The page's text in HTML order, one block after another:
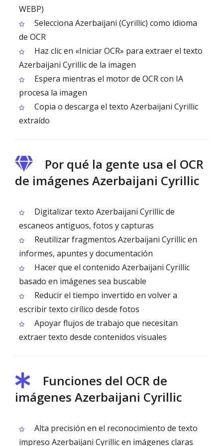
WEBP)
Selecciona Azerbaijani (Cyrillic) como idioma
de OCR
Haz clic en «Iniciar OCR» para extraer el texto
Azerbaijani Cyrillic de la imagen
Espera mientras el motor de OCR con IA
procesa la imagen
Copia o descarga el texto Azerbaijani Cyrillic
extraído
Por qué la gente usa el OCR
de imágenes Azerbaijani Cyrillic
Digitalizar texto Azerbaijani Cyrillic de
escaneos antiguos, fotos y capturas
Reutilizar fragmentos Azerbaijani Cyrillic en
informes, apuntes y documentación
Hacer que el contenido Azerbaijani Cyrillic
basado en imágenes sea buscable
Reducir el tiempo invertido en volver a
escribir texto cirílico desde fotos
Apoyar flujos de trabajo que necesitan
extraer texto desde contenidos visuales
Funciones del OCR de
imágenes Azerbaijani Cyrillic
Alta precisión en el reconocimiento de texto
impreso Azerbaijani Cyrillic en imágenes claras